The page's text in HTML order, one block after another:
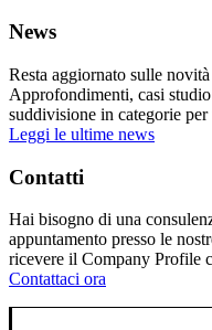
News
Resta aggiornato sulle
Approfondimenti, casi
suddivisione in categorie per
Leggi le ultime news
Contatti
Hai bisogno di una
appuntamento presso le
ricevere il Company Profile
Contattaci ora